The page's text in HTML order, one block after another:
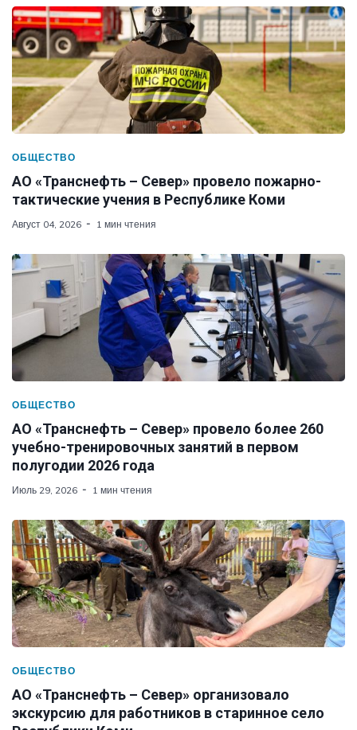
ОБЩЕСТВО
АО «Транснефть – Север» провело пожарно-
тактические учения в Республике Коми
Август 04, 2026 1 мин чтения
ОБЩЕСТВО
АО «Транснефть – Север» провело более 260
учебно-тренировочных занятий в первом
полугодии 2026 года
Июль 29, 2026 1 мин чтения
ОБЩЕСТВО
АО «Транснефть – Север» организовало
экскурсию для работников в старинное село